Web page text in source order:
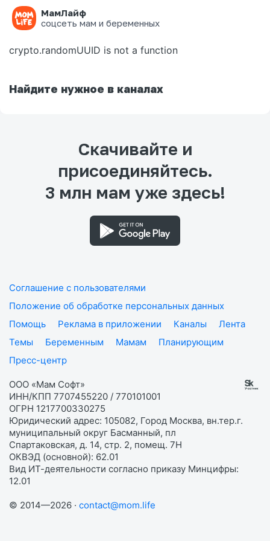
МамЛайф
соцсеть мам и беременных
Ошибка на странице
crypto.randomUUID is not a function
Найдите нужное в каналах
Скачивайте и
присоединяйтесь.
3 млн мам уже здесь!
Соглашение с пользователями
Положение об обработке персональных данных
Помощь
Реклама в приложении Каналы
Лента
Темы
Беременным Мамам
Планирующим
Пресс-центр
ООО «Мам Софт»
ИНН/КПП 7707455220 / 770101001
ОГРН 1217700330275
Юридический адрес: 105082, Город Москва, вн.тер.г.
муниципальный округ Басманный, пл
Спартаковская, д. 14, стр. 2, помещ. 7Н
ОКВЭД (основной): 62.01
Вид ИТ-деятельности согласно приказу Минцифры:
12.01
© 2014—2026 · contact@mom.life